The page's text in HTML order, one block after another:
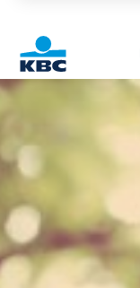
Entrepreneurs